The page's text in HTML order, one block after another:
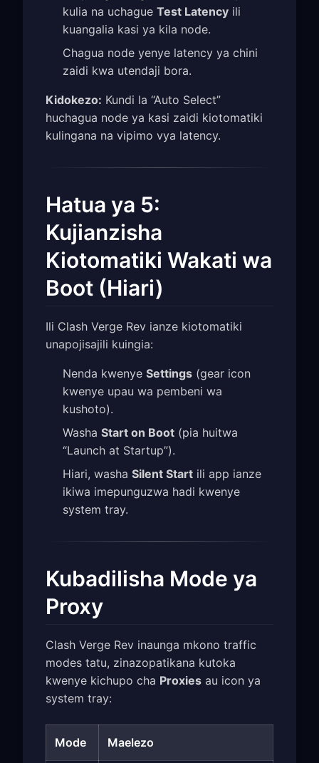
kulia na uchague Test Latency ili
kuangalia kasi ya kila node.
Chagua node yenye latency ya chini
zaidi kwa utendaji bora.
Kidokezo: Kundi la “Auto Select”
huchagua node ya kasi zaidi kiotomatiki
kulingana na vipimo vya latency.
Hatua ya 5:
Kujianzisha
Kiotomatiki Wakati wa
Boot (Hiari)
Ili Clash Verge Rev ianze kiotomatiki
unapojisajili kuingia:
Nenda kwenye Settings (gear icon
kwenye upau wa pembeni wa
kushoto).
Washa Start on Boot (pia huitwa
“Launch at Startup”).
Hiari, washa Silent Start ili app ianze
ikiwa imepunguzwa hadi kwenye
system tray.
Kubadilisha Mode ya
Proxy
Clash Verge Rev inaunga mkono traffic
modes tatu, zinazopatikana kutoka
kwenye kichupo cha Proxies au icon ya
system tray:
Mode Maelezo